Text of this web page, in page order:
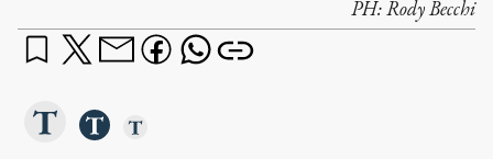
PH:Rody Becchi